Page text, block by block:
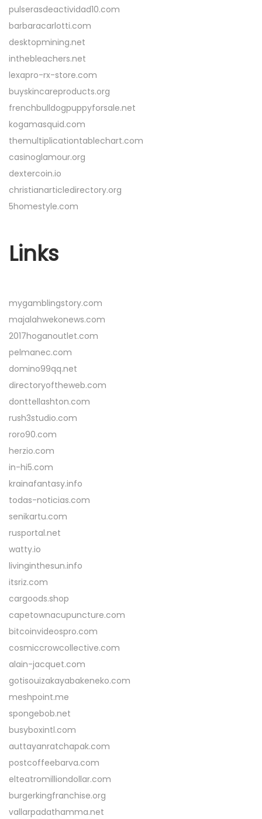
pulserasdeactividad10.com
barbaracarlotti.com
desktopmining.net
inthebleachers.net
lexapro-rx-store.com
buyskincareproducts.org
frenchbulldogpuppyforsale.net
kogamasquid.com
themultiplicationtablechart.com
casinoglamour.org
dextercoin.io
christianarticledirectory.org
5homestyle.com
Links
mygamblingstory.com
majalahwekonews.com
2017hoganoutlet.com
pelmanec.com
domino99qq.net
directoryoftheweb.com
donttellashton.com
rush3studio.com
roro90.com
herzio.com
in-hi5.com
krainafantasy.info
todas-noticias.com
senikartu.com
rusportal.net
watty.io
livinginthesun.info
itsriz.com
cargoods.shop
capetownacupuncture.com
bitcoinvideospro.com
cosmiccrowcollective.com
alain-jacquet.com
gotisouizakayabakeneko.com
meshpoint.me
spongebob.net
busyboxintl.com
auttayanratchapak.com
postcoffeebarva.com
elteatromilliondollar.com
burgerkingfranchise.org
vallarpadathamma.net